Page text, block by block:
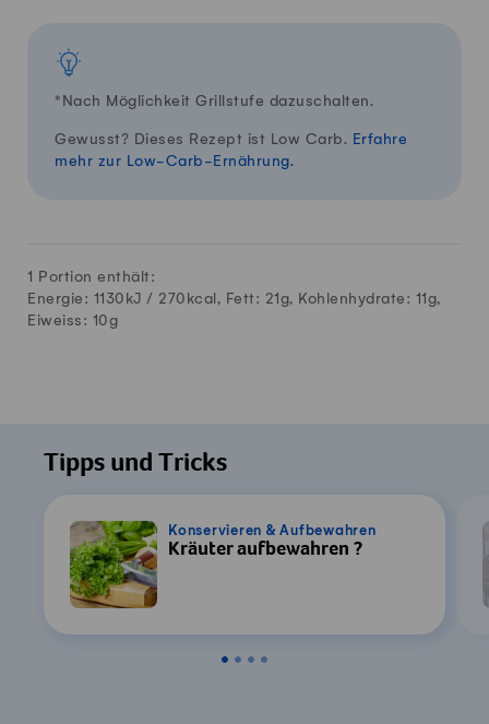
*Nach Möglichkeit Grillstufe dazuschalten.
Gewusst? Dieses Rezept ist Low Carb. Erfahre
mehr zur Low-Carb-Ernährung.
1 Portion enthält:
Energie: 1130kJ / 270 kcal, Fett: 21 g, Kohlenhydrate: 11 g,
Eiweiss: 10g
Tipps und Tricks
Konservieren & Aufbewahren
Kräuter aufbewahren ?